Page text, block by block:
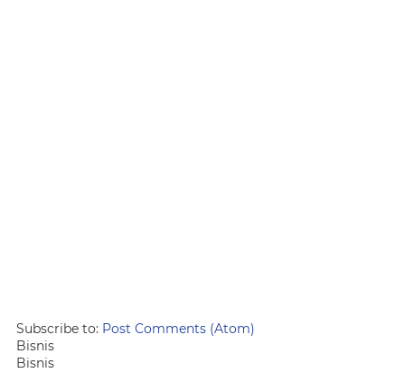
Subscribe to: Post Comments (Atom)
Bisnis
Bisnis